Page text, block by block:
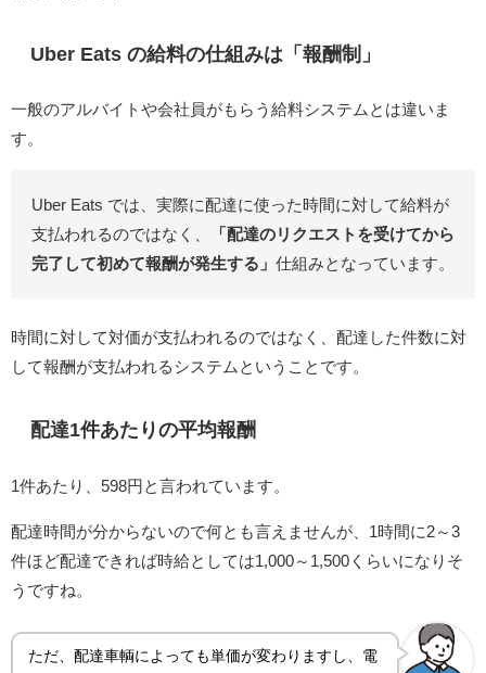
Uber Eats の給料の仕組みは「報酬制」
一般のアルバイトや会社員がもらう給料システムとは違いま
す。
Uber Eats では、実際に配達に使った時間に対して給料が
支払われるのではなく、
「配達のリクエストを受けてから
完了して初めて報酬が発生する」 仕組みとなっています。
時間に対して対価が支払われるのではなく、配達した件数に対
して報酬が支払われるシステムということです。
配達1件あたりの平均報酬
1件あたり、598円と言われています。
配達時間が分からないので何とも言えませんが、1時間に2～3
件ほど配達できれば時給としては1,000～1,500くらいになりそ
うですね。
ただ、配達車輌によっても単価が変わりますし、電